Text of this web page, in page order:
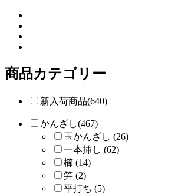
商品カテゴリー
新入荷商品(640)
かんざし(467)
玉かんざし (26)
一本挿し (62)
櫛 (14)
笄 (2)
平打ち (5)